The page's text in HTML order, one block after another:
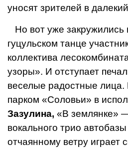
уносят зрителей в
Но вот уже закружились
гуцульском танце
коллектива
узоры». И отступает
веселые радостные лица.
парком «Соловьи» в
Зазулина, «В землянке»
вокального трио
отчаянному ветру играет